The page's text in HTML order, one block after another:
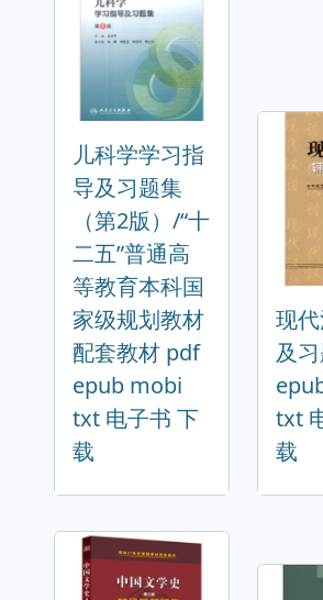
儿科学学习指
导及习题集
（第2版）/“十
二五”普通高
等教育本科国
家级规划教材
配套教材 pdf
epub mobi
txt 电子书 下
载
现
及
txt
载